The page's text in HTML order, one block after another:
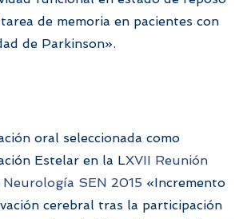
de memoria en pacientes con
de Parkinson».
oral seleccionada como
Estelar en la LXVII Reunión
SEN 2015 «Incremento
cerebral tras la participación